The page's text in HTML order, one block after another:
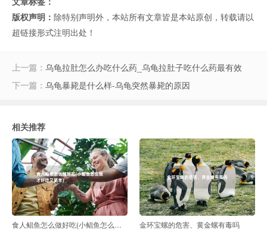
版权声明： 除特别声明外，本站所有文章皆是本站原创，转载请以
超链接形式注明出处！
上一篇： 乌龟拉肚怎么办吃什么药_乌龟拉肚子吃什么药最有效
下一篇： 乌龟暴毙是什么样-乌龟突然暴毙的原因
相关推荐
食人鲳鱼怎么做好吃(小鲳鱼怎么做才好吃又简单) 金环宝螺的危害、黄金螺有毒吗